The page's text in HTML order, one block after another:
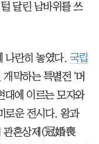
달린 남바위를 쓰
나란히 놓였다. 국립
막하는 특별전 '머
대에 이르는 모자와
로운 전시다. 왕과
관혼상제(冠婚喪